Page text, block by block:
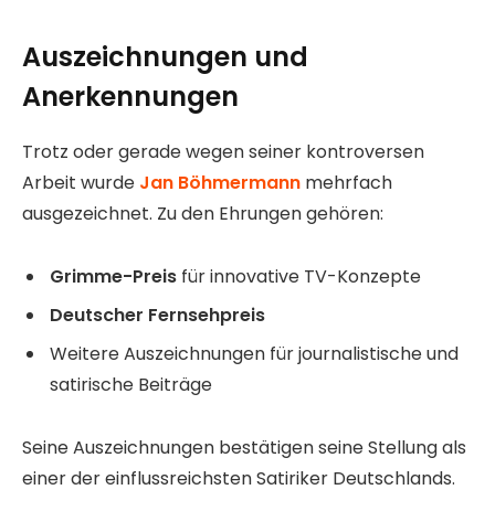
Auszeichnungen und
Anerkennungen
Trotz oder gerade wegen seiner kontroversen
Arbeit wurde Jan Böhmermann mehrfach
ausgezeichnet. Zu den Ehrungen gehören:
Grimme-Preis für innovative TV-Konzepte
Deutscher Fernsehpreis
Weitere Auszeichnungen für journalistische und
satirische Beiträge
Seine Auszeichnungen bestätigen seine Stellung als
einer der einflussreichsten Satiriker Deutschlands.